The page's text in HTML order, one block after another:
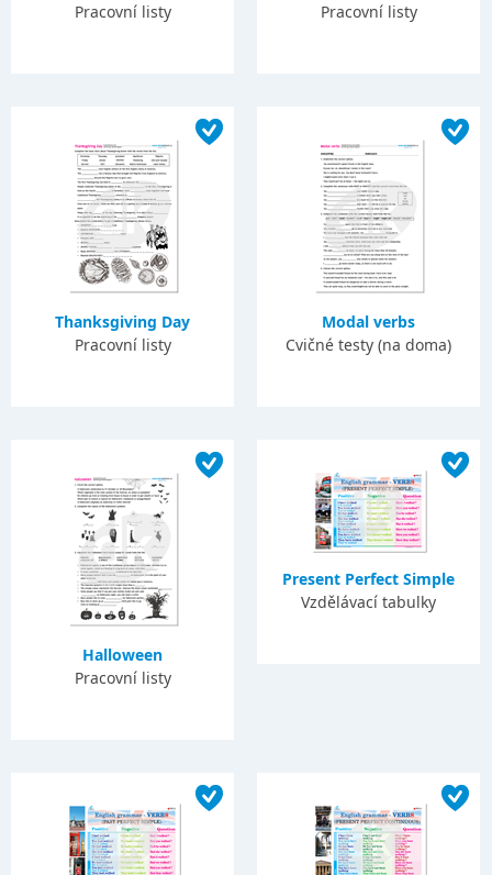
Pracovní listy
Pracovní listy
Thanksgiving Day
Pracovní listy
Modal verbs
Cvičné testy (na doma)
Halloween
Pracovní listy
Present Perfect Simple
Vzdělávací tabulky